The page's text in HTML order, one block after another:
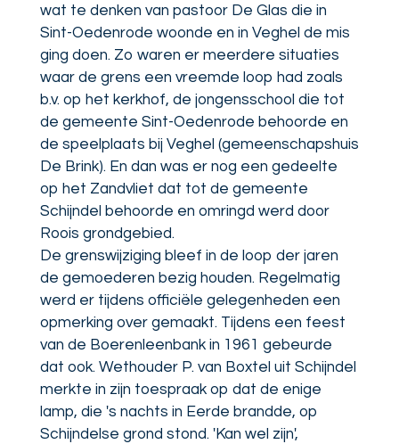
wat te denken van pastoor De Glas die in
Sint-Oedenrode woonde en in Veghel de mis
ging doen. Zo waren er meerdere situaties
waar de grens een vreemde loop had zoals
b.v. op het kerkhof, de jongensschool die tot
de gemeente Sint-Oedenrode behoorde en
de speelplaats bij Veghel (gemeenschapshuis
De Brink). En dan was er nog een gedeelte
op het Zandvliet dat tot de gemeente
Schijndel behoorde en omringd werd door
Roois grondgebied.
De grenswijziging bleef in de loop der jaren
de gemoederen bezig houden. Regelmatig
werd er tijdens officiële gelegenheden een
opmerking over gemaakt. Tijdens een feest
van de Boerenleenbank in 1961 gebeurde
dat ook. Wethouder P. van Boxtel uit Schijndel
merkte in zijn toespraak op dat de enige
lamp, die 's nachts in Eerde brandde, op
Schijndelse grond stond. 'Kan wel zijn',